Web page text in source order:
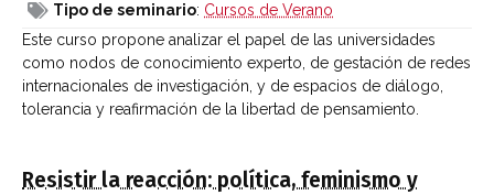
Tipo de seminario: Cursos de Verano
Este curso propone analizar el papel de las universidades
como nodos de conocimiento experto, de gestación de redes
internacionales de investigación, y de espacios de diálogo,
tolerancia y reafirmación de la libertad de pensamiento.
Resistir la reacción: política, feminismo y